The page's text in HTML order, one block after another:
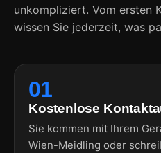
unkompliziert. Vom ersten
wissen Sie jederzeit, was
01
Kostenlose
Sie kommen mit Ihrem
Wien-Meidling oder